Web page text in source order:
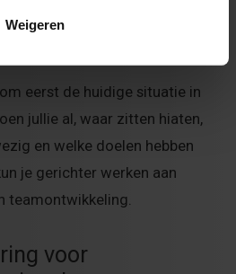
Weigeren
naar visie, didactiek,
eerst de huidige situatie in
jullie al, waar zitten hiaten,
en welke doelen hebben
je gerichter werken aan
teamontwikkeling.
voor